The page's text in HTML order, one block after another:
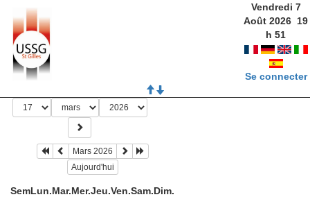
Vendredi 7
Août 2026 19
h51
Se connecter
Mars 2026
Aujourd'hui
SemLun.Mar.Mer.Jeu.Ven.Sam.Dim.